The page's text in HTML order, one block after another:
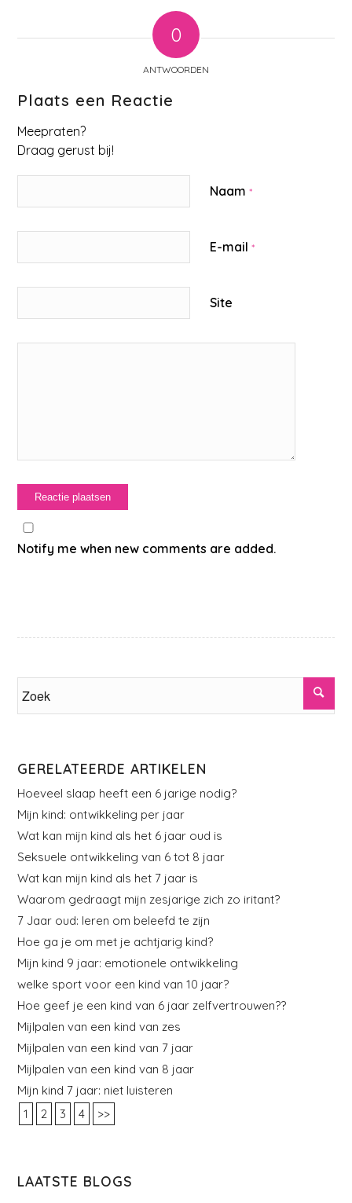
0
ANTWOORDEN
Plaats een Reactie
Meepraten?
Draag gerust bij!
Naam*
E-mail*
Site
Notify me when new comments are added.
GERELATEERDE ARTIKELEN
Hoeveel slaap heeft een 6 jarige nodig?
Mijn kind: ontwikkeling per jaar
Wat kan mijn kind als het 6 jaar oud is
Seksuele ontwikkeling van 6 tot 8 jaar
Wat kan mijn kind als het 7 jaar is
Waarom gedraagt mijn zesjarige zich zo iritant?
7 Jaar oud: leren om beleefd te zijn
Hoe ga je om met je achtjarig kind?
Mijn kind 9 jaar: emotionele ontwikkeling
welke sport voor een kind van 10 jaar?
Hoe geef je een kind van 6 jaar zelfvertrouwen??
Mijlpalen van een kind van zes
Mijlpalen van een kind van 7 jaar
Mijlpalen van een kind van 8 jaar
Mijn kind 7 jaar: niet luisteren
1
2 3 4 >>
LAATSTE BLOGS